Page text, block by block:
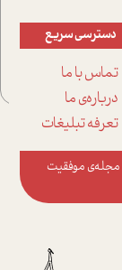
دسترسی سریع
تماس با ما
درباره‌ی ما
تعرفه تبلیغات
مجله‌ی موفقیت